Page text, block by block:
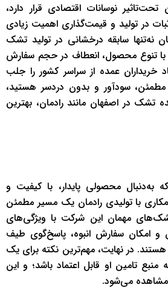
تحت‌تاثیر نوسانات اقتصادی قرار دارد،
در تولید و قیمت‌گذاری اهمیت زیادی
نه‌تنها سابقه درخشانی در تولید تشک
با تنوع محصول، انعطاف در حجم سفارش
خریداران عمده از سراسر کشور را جلب
مطمئن، سودآور و بدون دردسر هستید،
تشک در اصفهان مانند رادمان، بهترین
به‌دنبال محصولی پایدار، با کیفیت و
با تولیدی رادمان یک مسیر مطمئن
مهمان این شرکت با ویژگی‌های
و امکان سفارش انبوه، پاسخ‌گوی طیف
هستند. در نهایت، مهم‌ترین نکته برای یک
تامین او قابل اعتماد باشد؛ و این
مشاهده می‌شود.